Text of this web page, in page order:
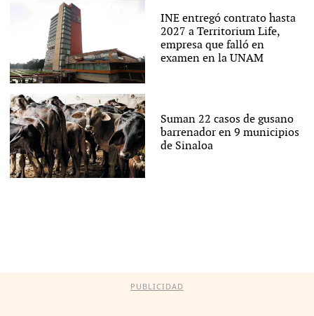
INE entregó contrato hasta
2027 a Territorium Life,
empresa que falló en
examen en la UNAM
Suman 22 casos de gusano
barrenador en 9 municipios
de Sinaloa
PUBLICIDAD